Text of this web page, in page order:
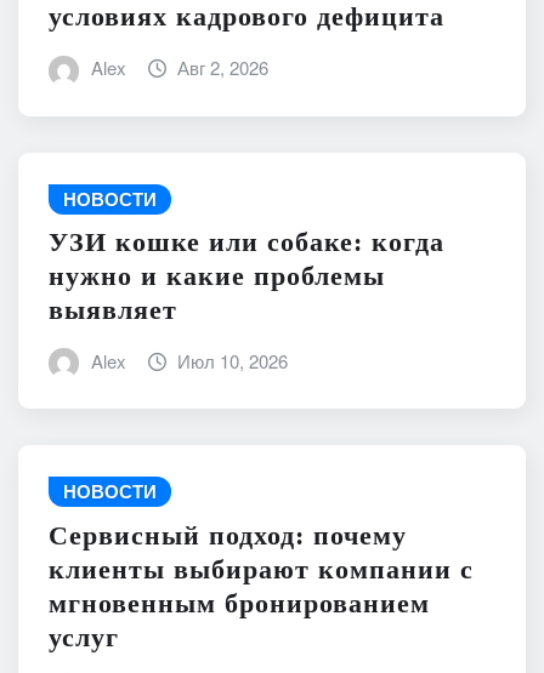
условиях кадрового дефицита
Alex Авг 2, 2026
НОВОСТИ
УЗИ кошке или собаке: когда
нужно и какие проблемы
выявляет
Alex Июл 10, 2026
НОВОСТИ
Сервисный подход: почему
клиенты выбирают компании с
мгновенным бронированием
услуг